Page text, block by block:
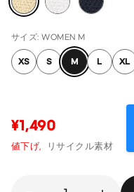
サイズ: WOMEN M
XS S M L XL
¥1,490
値下げ, リサイクル素材